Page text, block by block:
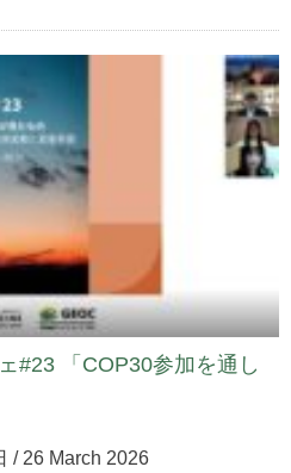
#23 「COP30参加を通し
/ 26 March 2026